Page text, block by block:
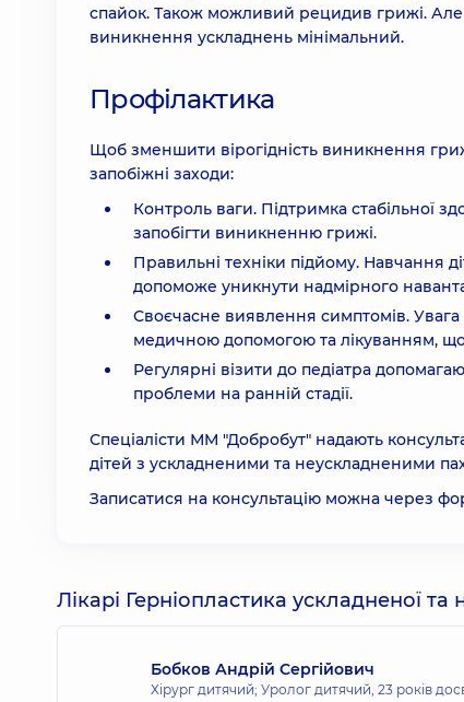
спайок. Також можливий рецидив грижі. Але
виникнення ускладнень мінімальний.
Профілактика
Щоб зменшити вірогідність виникнення
запобіжні заходи:
Контроль ваги. Підтримка стабільної
запобігти виникненню грижі.
Правильні техніки підйому. Навчання
допоможе уникнути надмірного
Своєчасне виявлення симптомів.
медичною допомогою та лікуванням,
Регулярні візити до педіатра
проблеми на ранній стадії.
Спеціалісти ММ "Добробут" надають
дітей з ускладненими та неускладненими
Записатися на консультацію можна через
Лікарі Герніопластика ускладненої та
Бобков Андрій Сергійович
Хірург дитячий; Уролог дитячий, 23 років